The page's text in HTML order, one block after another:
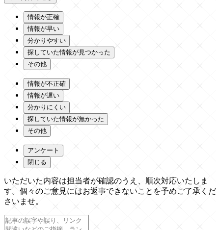
情報が正確
情報が早い
分かりやすい
探していた情報が見つかった
その他
情報が不正確
情報が遅い
分かりにくい
探していた情報が無かった
その他
アンケート
閉じる
いただいた内容は担当者が確認のうえ、順次対応いたしま
す。個々のご意見にはお返事できないことを予めご了承くだ
さいませ。